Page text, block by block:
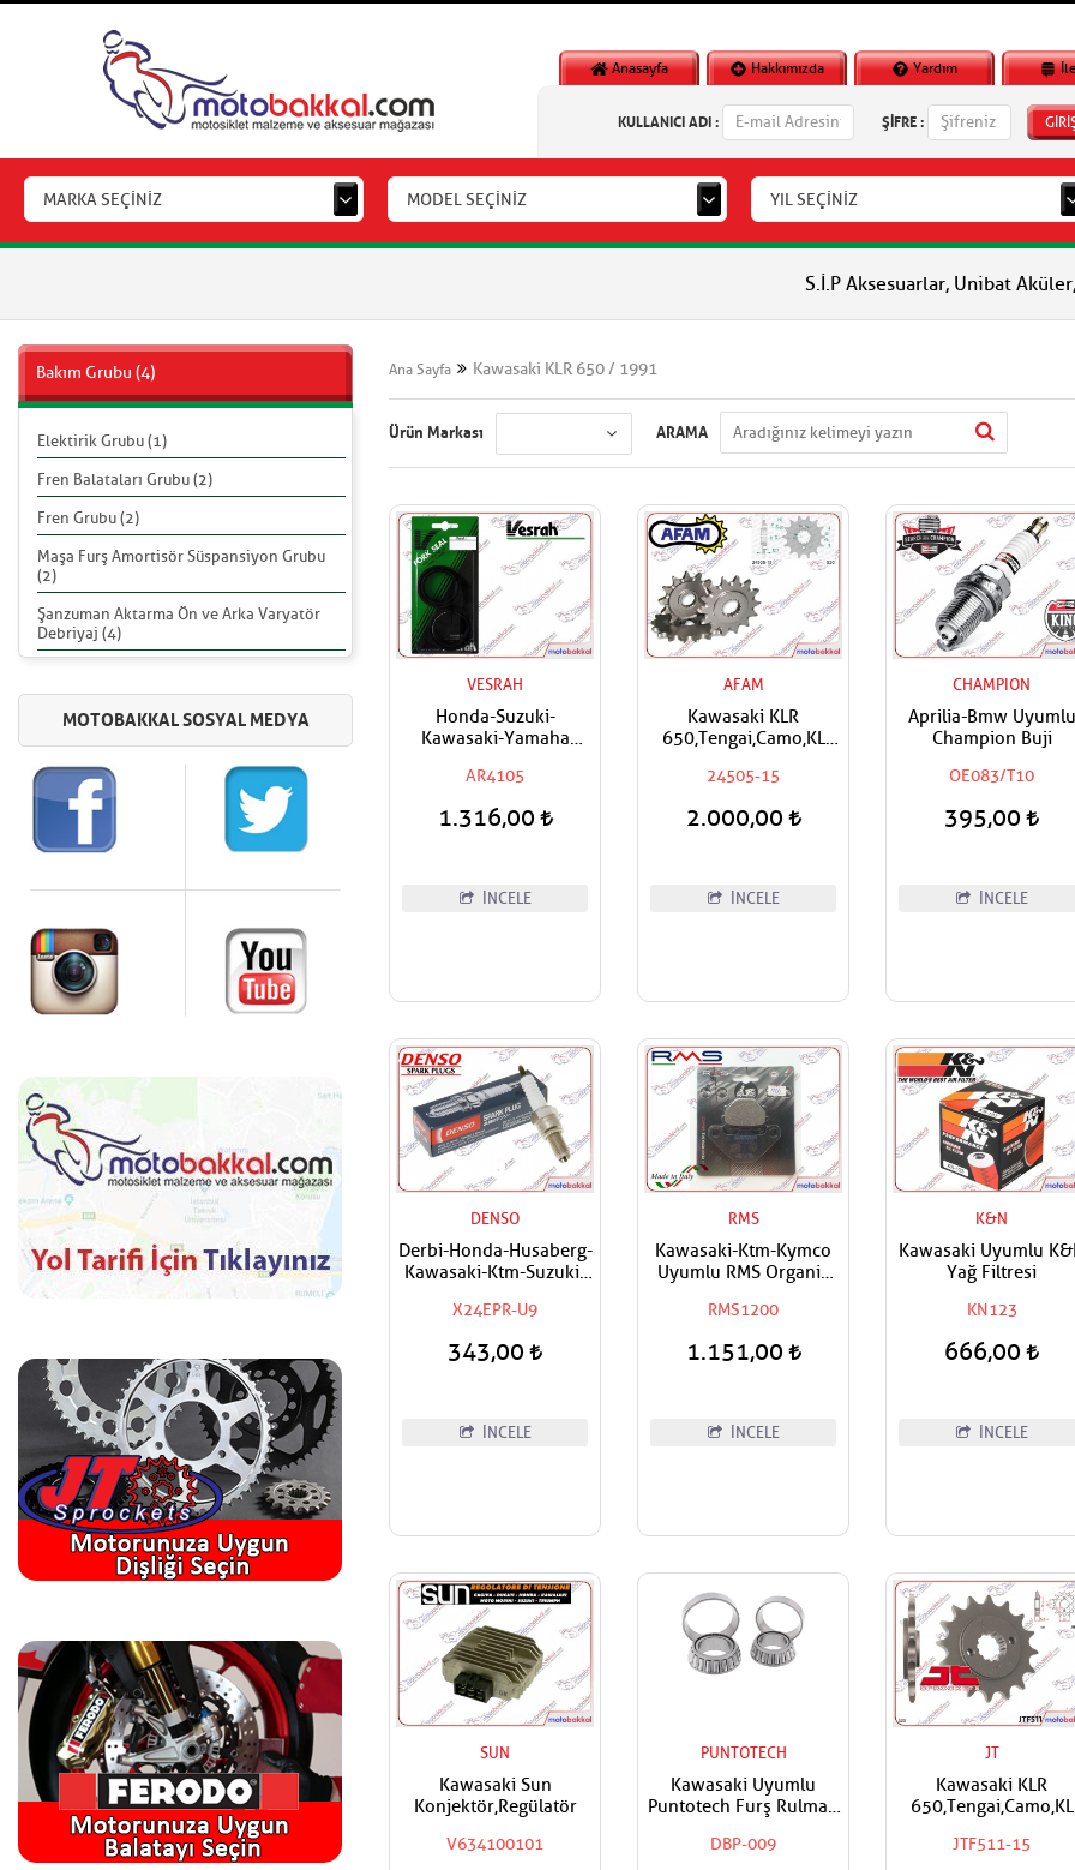
Anasayfa Hakkımızda Yardım
KULLANICI ADI : ŞİFRE :
MARKA SEÇİNİZ MODEL SEÇİNİZ YIL SEÇİNİZ
S.İ.P Aksesuarlar, Unibat Aküler, Vlm
Bakım Grubu (4)
Elektirik Grubu (1)
Fren Balataları Grubu (2)
Fren Grubu (2)
Maşa Furş Amortisör Süspansiyon Grubu
(2)
Şanzuman Aktarma Ön ve Arka Varyatör
Debriyaj (4)
Ana Sayfa Kawasaki KLR 650 / 1991
Ürün Markası ARAMA
VESRAH
Honda-Suzuki-
Kawasaki-Yamaha
Amortisör Yağ Keçesi
41x53x8/9,5
AR4105
1.316,00
İNCELE
AFAM
Kawasaki KLR
650,Tengai,Camo,KL
AFAM Ön Dişli
24505-15
2.000,00
İNCELE
CHAMPION
Aprilia-Bmw Uyumlu
Champion Buji
OE083/T10
395,00
İNCELE
DENSO
Derbi-Honda-Husaberg-
Kawasaki-Ktm-Suzuki-
Uyumlu Denso Buji
X24EPR-U9
343,00
İNCELE
RMS
Kawasaki-Ktm-Kymco
Uyumlu RMS Organik
RMS1200
1.151,00
İNCELE
K&N
Kawasaki Uyumlu
Yağ Filtresi
KN123
666,00
İNCELE
SUN
Kawasaki Sun
Konjektör,Regülatör
V634100101
PUNTOTECH
Kawasaki Uyumlu
Puntotech Furş Rulman
Bilyaları
DBP-009
JT
Kawasaki KLR
650,Tengai,Camo,KL
Ön Dişli
JTF511-15